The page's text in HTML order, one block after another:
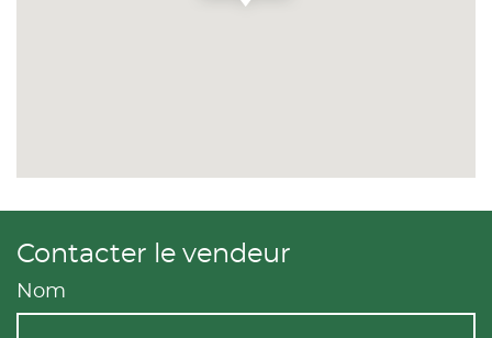
Contacter le vendeur
Nom